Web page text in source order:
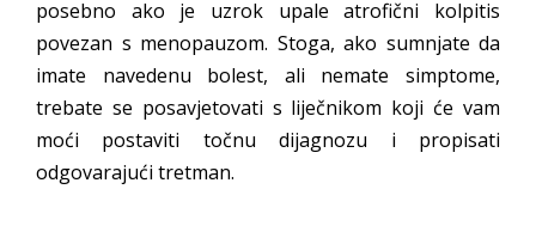
posebno ako je uzrok upale atrofični kolpitis
povezan s menopauzom. Stoga, ako sumnjate da
imate navedenu bolest, ali nemate simptome,
trebate se posavjetovati s liječnikom koji će vam
moći postaviti točnu dijagnozu i propisati
odgovarajući tretman.